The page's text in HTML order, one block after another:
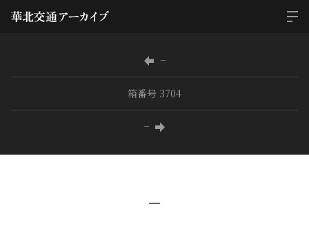
−
箱番号 3704
−
−